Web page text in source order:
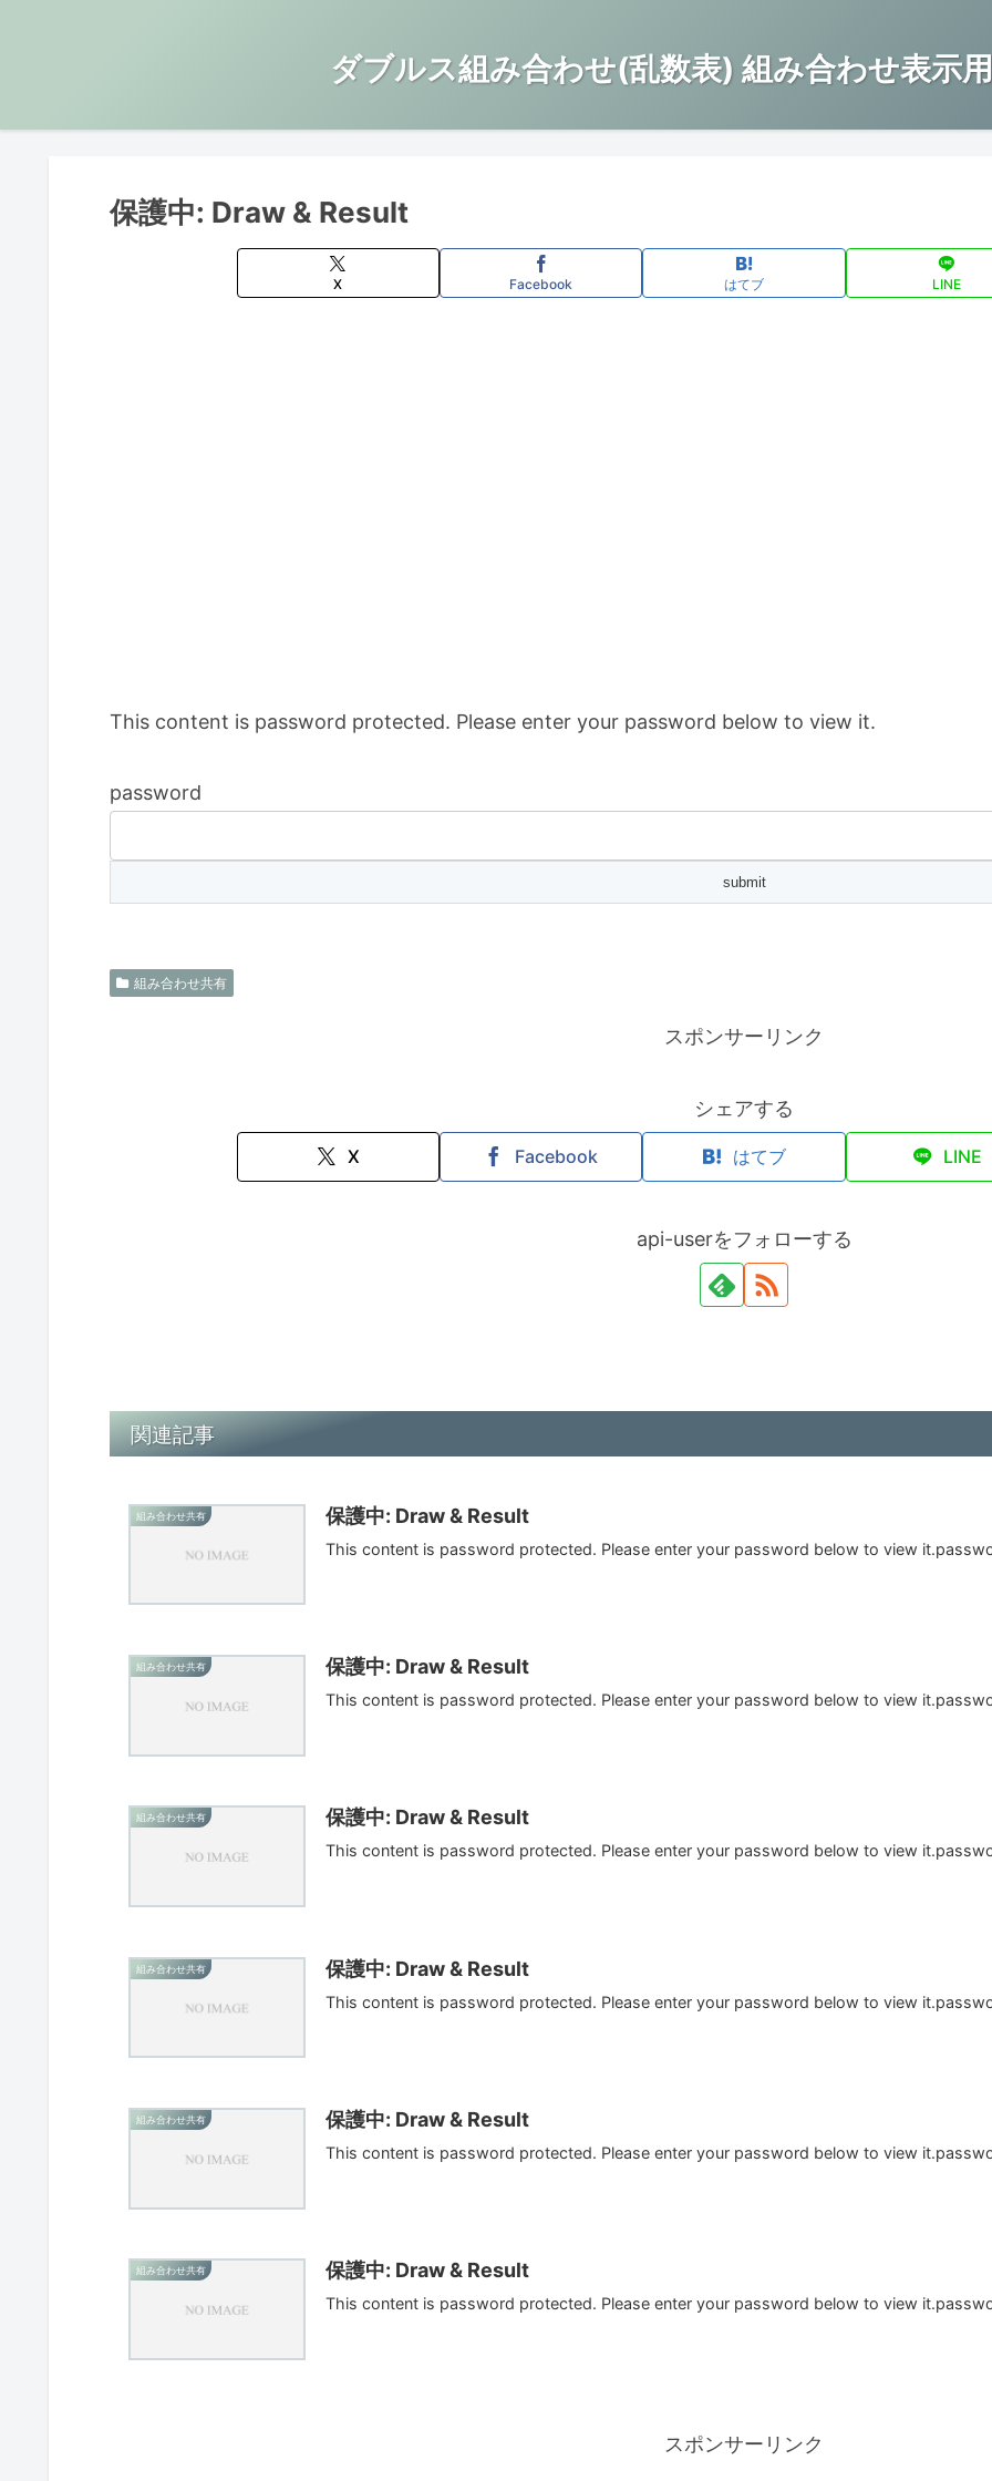
ダブルス組み合わせ(乱数表) 組み合わせ表示
保護中: Draw & Result
X Facebook はてブ LINE
This content is password protected. Please enter your password below to view it.
password
組み合わせ共有
スポンサーリンク
シェアする
X Facebook はてブ LINE
api-userをフォローする
関連記事
組み合わせ共有 保護中: Draw & Result
This content is password protected. Please enter your password below to view
組み合わせ共有 保護中: Draw & Result
This content is password protected. Please enter your password below to view
組み合わせ共有 保護中: Draw & Result
This content is password protected. Please enter your password below to view
組み合わせ共有 保護中: Draw & Result
This content is password protected. Please enter your password below to view
組み合わせ共有 保護中: Draw & Result
This content is password protected. Please enter your password below to view
組み合わせ共有 保護中: Draw & Result
This content is password protected. Please enter your password below to view
スポンサーリンク